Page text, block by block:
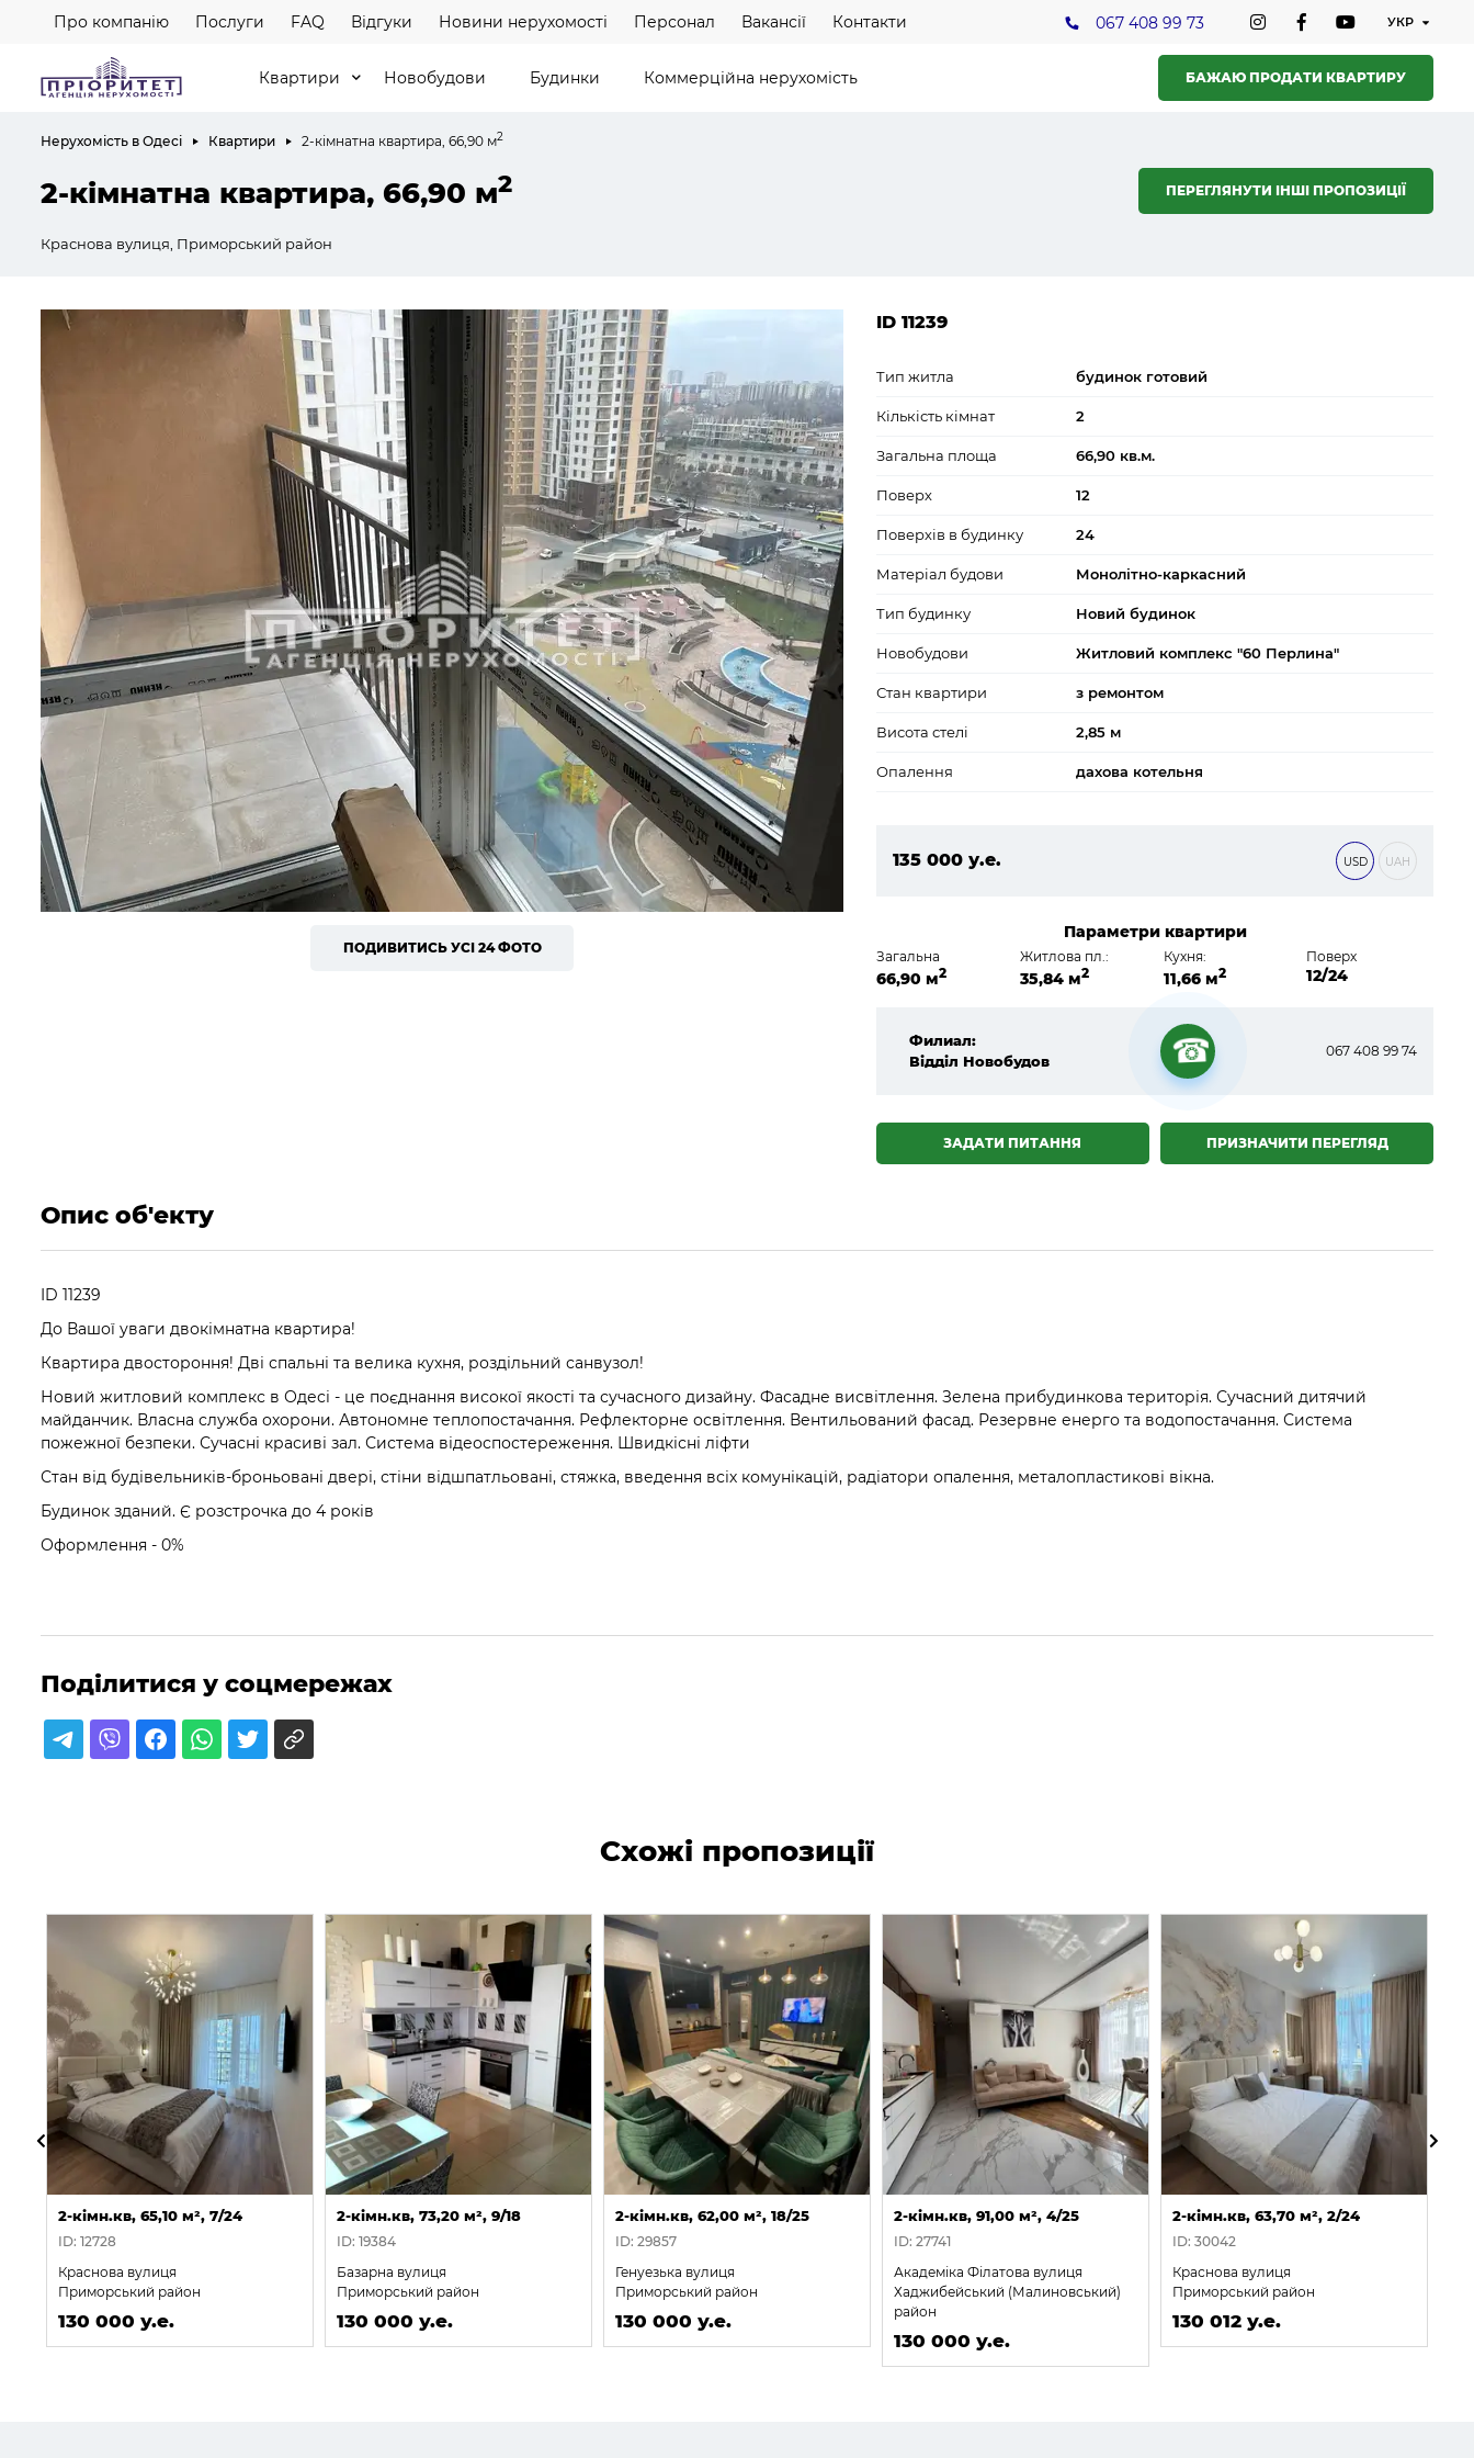
Про компанію Послуги FAQ Відгуки Новини нерухомості Персонал Вакансії Контакти 067 408 99 73
Квартири Новобудови Будинки Коммерційна нерухомість БАЖАЮ ПРОДАТИ КВАРТИРУ
Нерухомість в Одесі Квартири 2-кімнатна квартира, 66,90 м2
2-кімнатна квартира, 66,90 м2
Краснова вулиця, Приморський район
ПЕРЕГЛЯНУТИ ІНШІ ПРОПОЗИЦІЇ
ПОДИВИТИСЬ УСІ 24 ФОТО
ID 11239
Тип житла будинок готовий
Кількість кімнат 2
Загальна площа 66,90 кв.м.
Поверх 12
Поверхів в будинку 24
Матеріал будови Монолітно-каркасний
Тип будинку Новий будинок
Новобудови Житловий комплекс "60 Перлина"
Стан квартири з ремонтом
Висота стелі 2,85 м
Опалення дахова котельня
135 000 у.е.
USD UAH
Параметри квартири
Загальна
66,90 м2
Житлова пл.:
35,84 м2
Кухня:
11,66 м2
Поверх
12/24
Филиал:
Відділ Новобудов
☎
067 408 99 74
ПРИЗНАЧИТИ ПЕРЕГЛЯД
ЗАДАТИ ПИТАННЯ
Опис об'екту
ID 11239
До Вашої уваги двокімнатна квартира!
Квартира двостороння! Дві спальні та велика кухня, роздільний санвузол!
Новий житловий комплекс в Одесі - це поєднання високої якості та сучасного дизайну. Фасадне висвітлення. Зелена прибудинкова територія. Сучасний дитячий
майданчик. Власна служба охорони. Автономне теплопостачання. Рефлекторне освітлення. Вентильований фасад. Резервне енерго та водопостачання. Система
пожежної безпеки. Сучасні красиві зал. Система відеоспостереження. Швидкісні ліфти
Стан від будівельників-броньовані двері, стіни відшпатльовані, стяжка, введення всіх комунікацій, радіатори опалення, металопластикові вікна.
Будинок зданий. Є розстрочка до 4 років
Оформлення - 0%
Поділитися у соцмережах
Схожі пропозиції
2-кімн.кв, 65,10 м², 7/24
ID: 12728
Краснова вулиця
Приморський район
130 000 у.е.
2-кімн.кв, 73,20 м², 9/18
ID: 19384
Базарна вулиця
Приморський район
130 000 у.е.
2-кімн.кв, 62,00 м², 18/25
ID: 29857
Генуезька вулиця
Приморський район
130 000 у.е.
2-кімн.кв, 91,00 м², 4/25
ID: 27741
Академіка Філатова вулиця
Хаджибейський (Малиновський)
район
130 000 у.е.
2-кімн.кв, 63,70 м², 2/24
ID: 30042
Краснова вулиця
Приморський район
130 012 у.е.